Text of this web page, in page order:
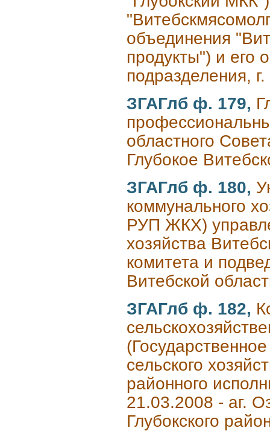
объединения
продукты") и его
подразделения,
ЗГАГлб ф. 179,
областного
Глубокое
ЗГАГлб ф. 180,
коммунального
РУП ЖКХ)
хозяйства
комитета и
Витебской
ЗГАГлб ф. 182,
сельского
районного
21.03.2008 - аг.
Глубокского